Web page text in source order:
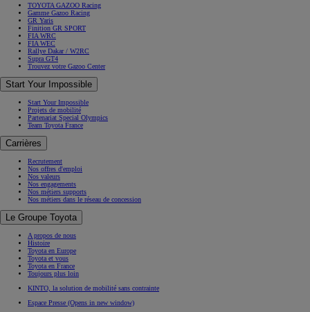
TOYOTA GAZOO Racing
Gamme Gazoo Racing
GR Yaris
Finition GR SPORT
FIA WRC
FIA WEC
Rallye Dakar / W2RC
Supra GT4
Trouvez votre Gazoo Center
Start Your Impossible
Start Your Impossible
Projets de mobilité
Partenariat Special Olympics
Team Toyota France
Carrières
Recrutement
Nos offres d'emploi
Nos valeurs
Nos engagements
Nos métiers supports
Nos métiers dans le réseau de concession
Le Groupe Toyota
A propos de nous
Histoire
Toyota en Europe
Toyota et vous
Toyota en France
Toujours plus loin
KINTO, la solution de mobilité sans contrainte
Espace Presse (Opens in new window)